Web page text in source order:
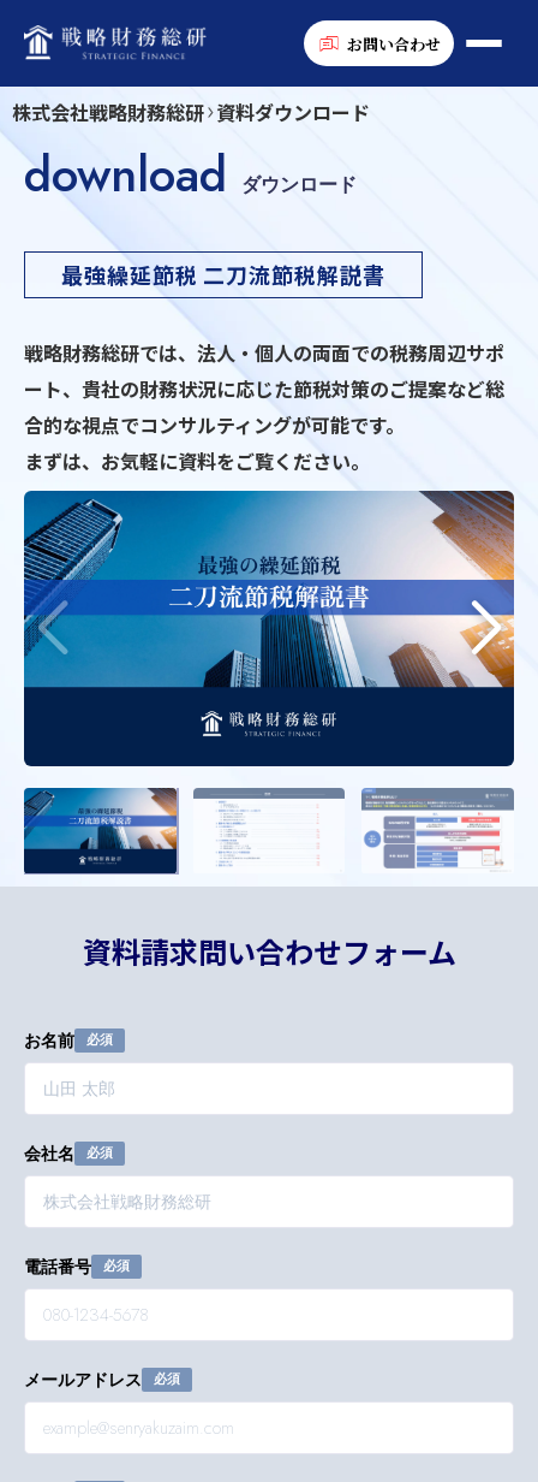
お問い合わせ
株式会社戦略財務総研 資料ダウンロード
download ダウンロード
最強繰延節税 二刀流節税解説書
戦略財務総研では、法人・個人の両面での税務周辺サポ
ート、貴社の財務状況に応じた節税対策のご提案など総
合的な視点でコンサルティングが可能です。
まずは、お気軽に資料をご覧ください。
資料請求問い合わせフォーム
お名前 必須
会社名 必須
電話番号 必須
メールアドレス 必須